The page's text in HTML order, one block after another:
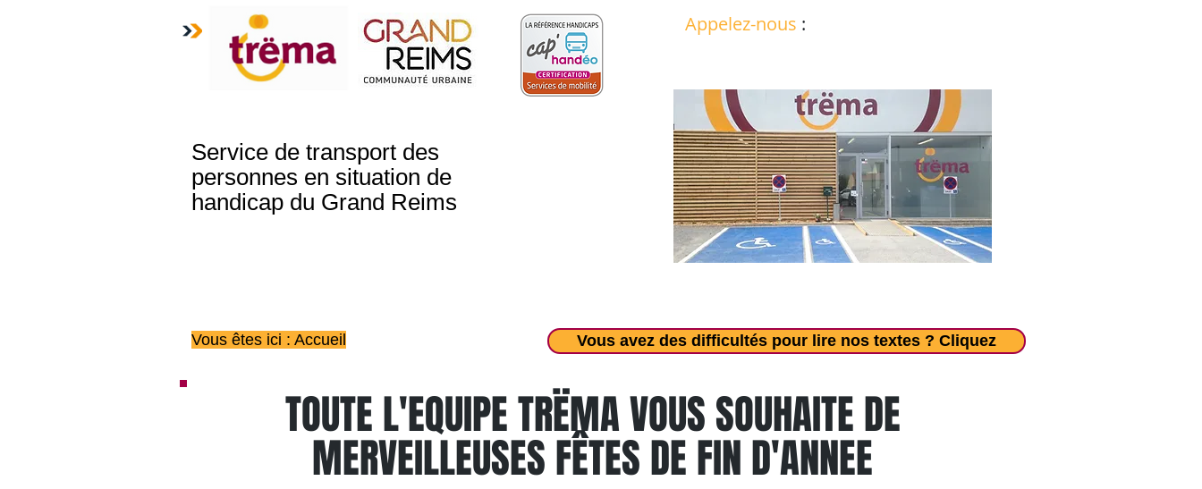
Service de transport des
personnes en situation de
handicap du Grand Reims
Appelez-nous :
Vous êtes ici : Accueil Vous avez des difficultés pour lire nos textes ? Cliquez
TOUTE L'EQUIPE TRËMA VOUS SOUHAITE DE
MERVEILLEUSES FÊTES DE FIN D'ANNEE